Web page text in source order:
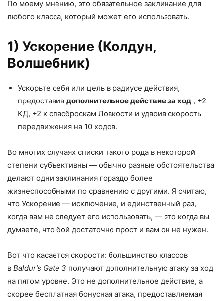
По моему мнению, это обязательное заклинание для
любого класса, который может его использовать.
1) Ускорение (Колдун,
Волшебник)
Ускорьте себя или цель в радиусе действия,
предоставив дополнительное действие за ход , +2
КД, +2 к спасброскам Ловкости и удвоив скорость
передвижения на 10 ходов.
Во многих случаях списки такого рода в некоторой
степени субъективны — обычно разные обстоятельства
делают одни заклинания гораздо более
жизнеспособными по сравнению с другими. Я считаю,
что Ускорение — исключение, и единственный раз,
когда вам не следует его использовать, — это когда вы
думаете, что бой достаточно прост и вам он не нужен.
Вот что касается скорости: большинство классов
в Baldur’s Gate 3 получают дополнительную атаку за ход
на пятом уровне. Это не дополнительное действие, а
скорее бесплатная бонусная атака, предоставляемая